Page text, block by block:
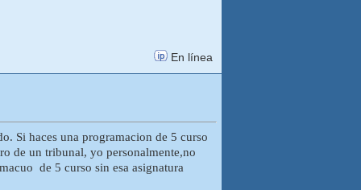
En línea
Si haces una programacion de 5 curso
de un tribunal, yo personalmente,no
de 5 curso sin esa asignatura